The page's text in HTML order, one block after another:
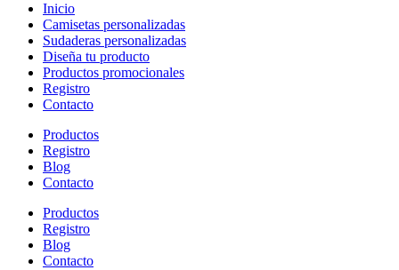
Inicio
Camisetas personalizadas
Sudaderas personalizadas
Diseña tu producto
Productos promocionales
Registro
Contacto
Productos
Registro
Blog
Contacto
Productos
Registro
Blog
Contacto